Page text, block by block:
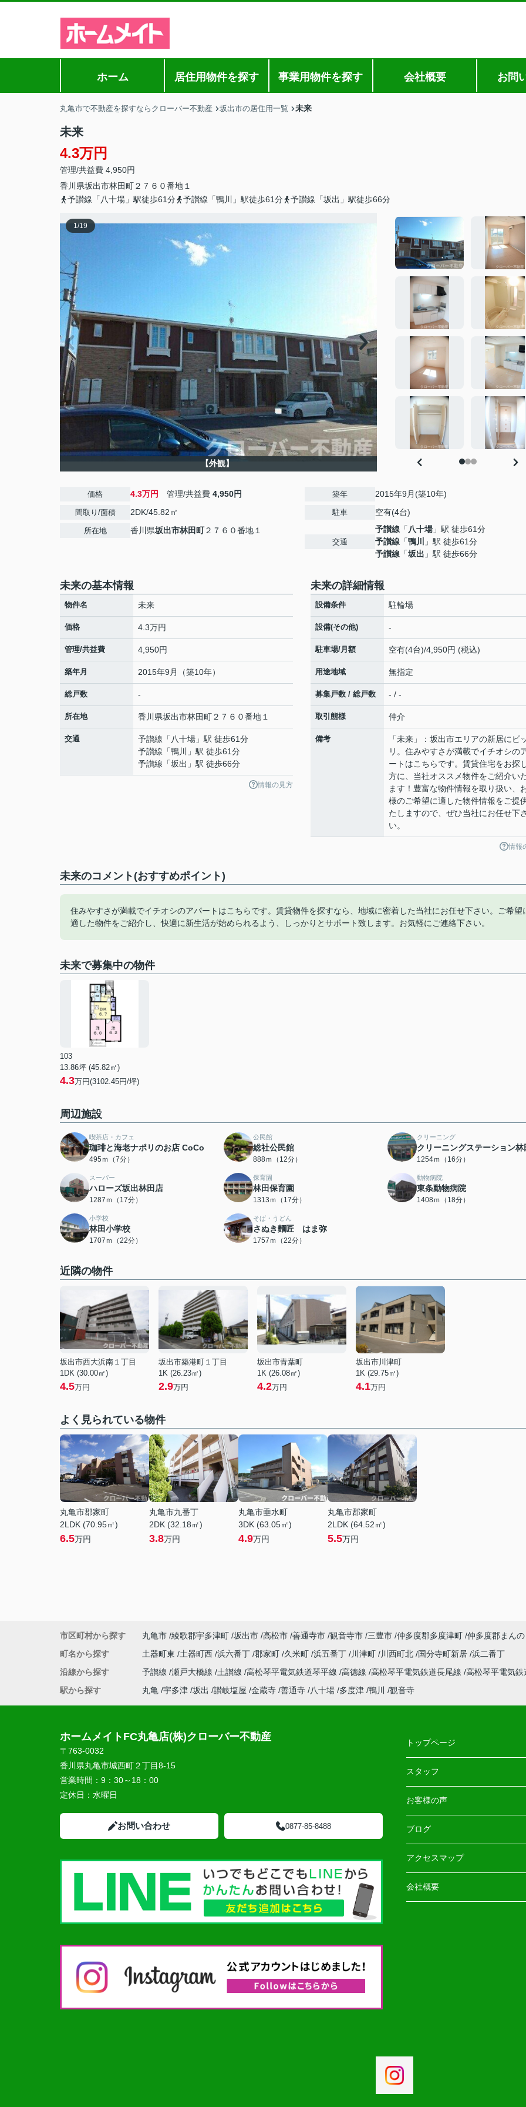
ホーム 居住用物件を探す 事業用物件を探す 会社概要 お問
丸亀市で不動産を探すならクローバー不動産 坂出市の居住用一覧 未来
未来
4.3万円
管理/共益費 4,950円
香川県坂出市林田町２７６０番地１
予讃線「八十場」駅徒歩61分
予讃線「鴨川」駅徒歩61分 予讃線「坂出」駅徒歩66分
1/19
【外観】
価格 4.3万円 管理/共益費 4,950円
間取り/面積 2DK/45.82㎡
所在地 香川県坂出市林田町２７６０番地１
築年 2015年9月(築10年)
駐車 空有(4台)
交通
予讃線 「 八十場」駅 徒歩61分
予讃線 「鴨川
」駅 徒歩61分
予讃線 「坂出 」駅 徒歩66分
未来の基本情報
物件名 未来
価格 4.3万円
管理/共益費 4,950円
築年月 2015年9月（築10年）
総戸数 -
所在地 香川県坂出市林田町２７６０番地１
交通 予讃線 「 八十場 」駅 徒歩61分
予讃線 「鴨川
」駅 徒歩61分
予讃線 「坂出 」駅 徒歩66分
情報の見方
未来の詳細情報
設備条件 駐輪場
設備(その他) -
駐車場/月額 空有(4台)/4,950円 (税込)
用途地域 無指定
募集戸数 / 総戸数 - / -
取引態様 仲介
備考
「未来」：坂出市エリアの新居にピ
リ。住みやすさが満載でイチオシの
ートはこちらです。賃貸住宅をお探
方に、当社オススメ物件をご紹介い
ます！豊富な物件情報を取り扱い、
様のご希望に適した物件情報をご提
たしますので、ぜひ当社にお任せ下
い。
情報
未来のコメント(おすすめポイント)
住みやすさが満載でイチオシのアパートはこちらです。賃貸物件を探すなら、地域に密着した当社にお任せ下さい。ご希望
適した物件をご紹介し、快適に新生活が始められるよう、しっかりとサポート致します。お気軽にご連絡下さい。
未来で募集中の物件
103
13.86坪 (45.82㎡)
4.3万円(3102.45円/坪)
周辺施設
喫茶店・カフェ
珈琲と海老ナポリのお店 CoCo
495ｍ（7分）
公民館
総社公民館
888ｍ（12分）
クリーニング
クリーニングステーション林
1254ｍ（16分）
スーパー
ハローズ坂出林田店
1287ｍ（17分）
保育園
林田保育園
1313ｍ（17分）
動物病院
東条動物病院
1408ｍ（18分）
小学校
林田小学校
1707ｍ（22分）
そば・うどん
さぬき麵匠 はま弥
1757ｍ（22分）
近隣の物件
坂出市西大浜南１丁目
1DK (30.00㎡)
4.5万円
坂出市築港町１丁目
1K (26.23㎡)
2.9万円
坂出市青葉町
1K (26.08㎡)
4.2万円
坂出市川津町
1K (29.75㎡)
4.1万円
よく見られている物件
丸亀市郡家町
2LDK (70.95㎡)
6.5万円
丸亀市九番丁
2DK (32.18㎡)
3.8万円
丸亀市垂水町
3DK (63.05㎡)
4.9万円
丸亀市郡家町
2LDK (64.52㎡)
5.5万円
市区町村から探す 丸亀市 綾歌郡宇多津町 坂出市 高松市 善通寺市 観音寺市 三豊市 仲多度郡多度津町 仲多度郡まん
町名から探す
土器町東 土器町西 浜六番丁 郡家町 久米町 浜五番丁 川津町 川西町北 国分寺町新居 浜二番丁
沿線から探す
予讃線 瀬戸大橋線 土讃線 高松琴平電気鉄道琴平線 高徳線 高松琴平電気鉄道長尾線 高松琴平電気鉄
駅から探す
丸亀 宇多津 坂出 讃岐塩屋 金蔵寺 善通寺 八十場 多度津 鴨川 観音寺
ホームメイトFC丸亀店(株)クローバー不動産
〒763-0032
香川県丸亀市城西町２丁目8-15
営業時間： 9：30～18：00
定休日： 水曜日
お問い合わせ 0877-85-8488
トップページ
スタッフ
お客様の声
ブログ
アクセスマップ
会社概要